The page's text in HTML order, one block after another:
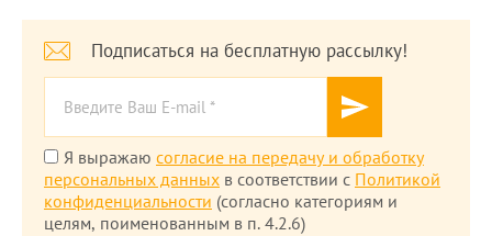
Подписаться на бесплатную рассылку!
Я выражаю согласие на передачу и обработку
персональных данных в соответствии с Политикой
конфиденциальности (согласно категориям и
целям, поименованным в п. 4.2.6)